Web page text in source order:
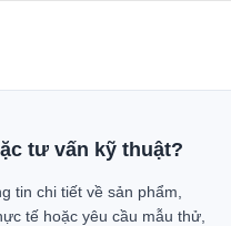
tư vấn kỹ thuật?
tin chi tiết về sản phẩm,
tế hoặc yêu cầu mẫu thử,